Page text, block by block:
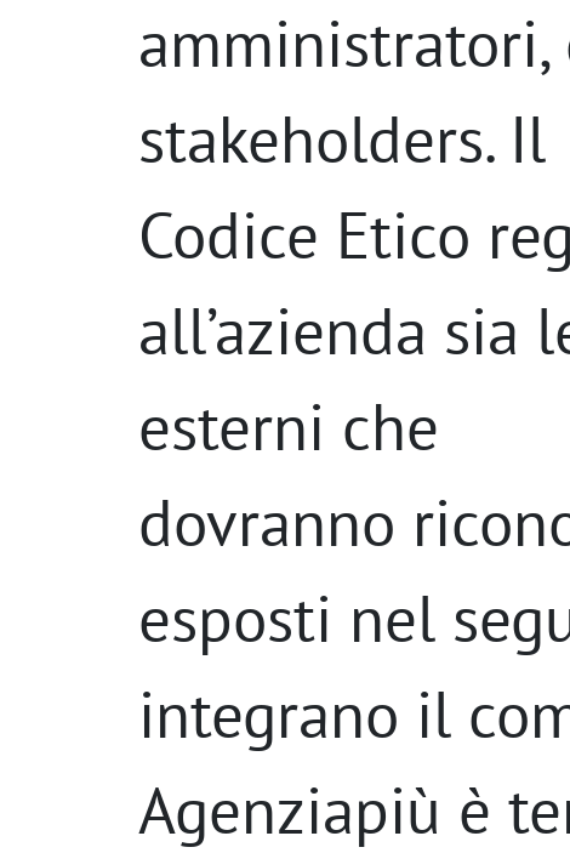
stakeholders. Il
Codice Etico
all’azienda sia
esterni che
dovranno
esposti nel
integrano il
Agenziapiù è